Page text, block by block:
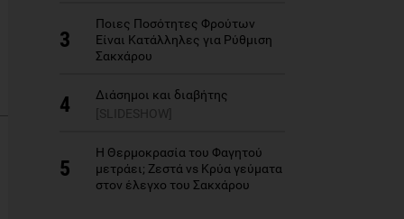
3
Ποιες Ποσότητες Φρούτων
Είναι Κατάλληλες για Ρύθμιση
Σακχάρου
4
Διάσημοι και διαβήτης
[SLIDESHOW]
5
Η Θερμοκρασία του Φαγητού
μετράει; Ζεστά vs Κρύα γεύματα
στον έλεγχο του Σακχάρου